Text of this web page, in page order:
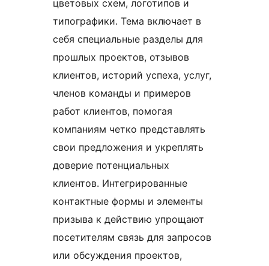
цветовых схем, логотипов и
типографики. Тема включает в
себя специальные разделы для
прошлых проектов, отзывов
клиентов, историй успеха, услуг,
членов команды и примеров
работ клиентов, помогая
компаниям четко представлять
свои предложения и укреплять
доверие потенциальных
клиентов. Интегрированные
контактные формы и элементы
призыва к действию упрощают
посетителям связь для запросов
или обсуждения проектов,